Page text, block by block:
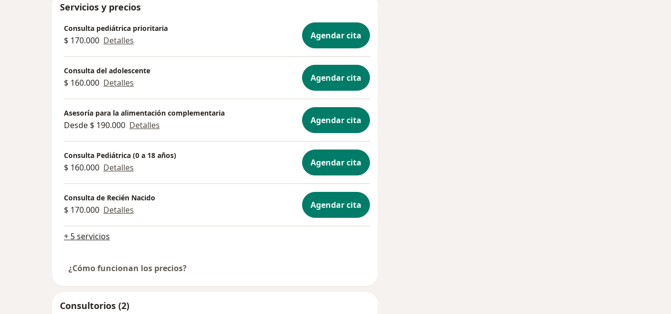
Servicios y precios
Consulta pediátrica prioritaria
$ 170.000 Detalles Agendar cita
Consulta del adolescente
$ 160.000 Detalles Agendar cita
Asesoría para la alimentación complementaria
Desde $ 190.000 Detalles Agendar cita
Consulta Pediátrica (0 a 18 años)
$ 160.000 Detalles Agendar cita
Consulta de Recién Nacido
$ 170.000 Detalles Agendar cita
+ 5 servicios
¿Cómo funcionan los precios?
Consultorios (2)